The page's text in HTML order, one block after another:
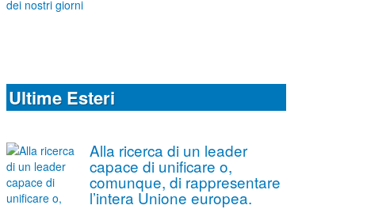
Ultime Esteri
Alla ricerca di un leader
capace di unificare o,
comunque, di rappresentare
l’intera Unione europea.